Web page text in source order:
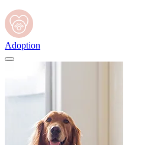
Adoption